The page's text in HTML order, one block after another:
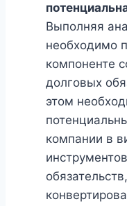
Выполняя
необходимо
компоненте
долговых
этом
компании в